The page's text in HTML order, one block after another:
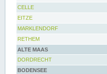
CELLE
EITZE
MARKLENDORF
RETHEM
ALTE MAAS
DORDRECHT
BODENSEE